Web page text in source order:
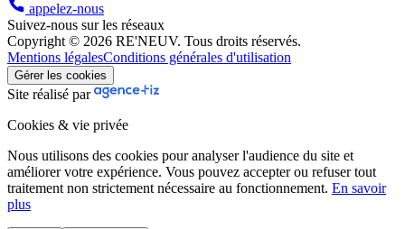
appelez-nous
Suivez-nous sur les réseaux
Copyright © 2026 RE'NEUV. Tous droits réservés.
Mentions légalesConditions générales d'utilisation
Gérer les cookies
Site réalisé par
Cookies & vie privée
Nous utilisons des cookies pour analyser l'audience du site et
améliorer votre expérience. Vous pouvez accepter ou refuser tout
traitement non strictement nécessaire au fonctionnement. En savoir
plus